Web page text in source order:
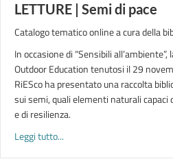
LETTURE | Semi di pace
Catalogo tematico online a cura della
In occasione di “Sensibili
Outdoor Education tenutosi il 29
RiESco ha presentato una raccolta
sui semi, quali elementi naturali
e di resilienza.
Leggi tutto...